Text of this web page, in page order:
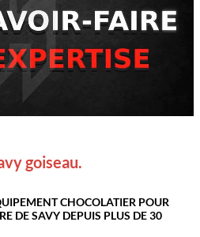
?
ENROBEUSES GOLD
– ENROBEUSES CRYSTAL
– ENROBEUSES SILVER
DU CHOCOLAT
goiseau.
CHOCOLATIER POUR
DE SAVY DEPUIS PLUS DE 30